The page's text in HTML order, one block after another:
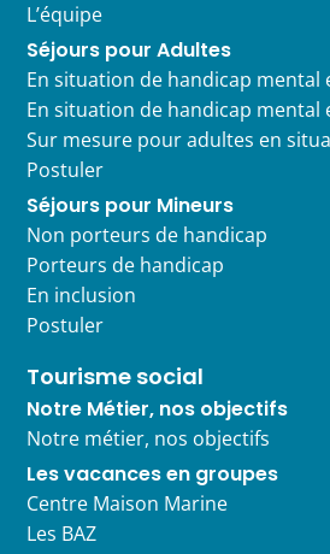
L’équipe
Séjours pour Adultes
En situation de handicap mental
En situation de handicap mental
Sur mesure pour adultes en
Postuler
Séjours pour Mineurs
Non porteurs de handicap
Porteurs de handicap
En inclusion
Postuler
Tourisme social
Notre Métier, nos objectifs
Notre métier, nos objectifs
Les vacances en groupes
Centre Maison Marine
Les BAZ